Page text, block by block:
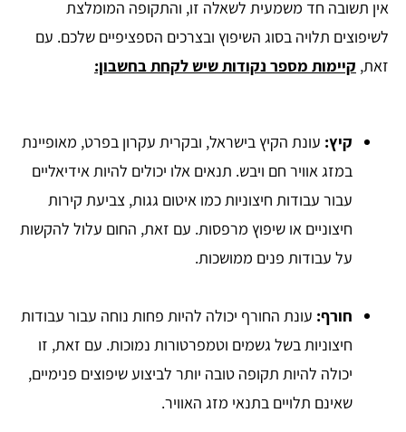
אין תשובה חד משמעית לשאלה זו, והתקופה המומלצת
לשיפוצים תלויה בסוג השיפוץ ובצרכים הספציפיים שלכם. עם
זאת, קיימות מספר נקודות שיש לקחת בחשבון:
קיץ: עונת הקיץ בישראל, ובקרית עקרון בפרט, מאופיינת
במזג אוויר חם ויבש. תנאים אלו יכולים להיות אידיאליים
עבור עבודות חיצוניות כמו איטום גגות, צביעת קירות
חיצוניים או שיפוץ מרפסות. עם זאת, החום עלול להקשות
על עבודות פנים ממושכות.
חורף: עונת החורף יכולה להיות פחות נוחה עבור עבודות
חיצוניות בשל גשמים וטמפרטורות נמוכות. עם זאת, זו
יכולה להיות תקופה טובה יותר לביצוע שיפוצים פנימיים,
שאינם תלויים בתנאי מזג האוויר.